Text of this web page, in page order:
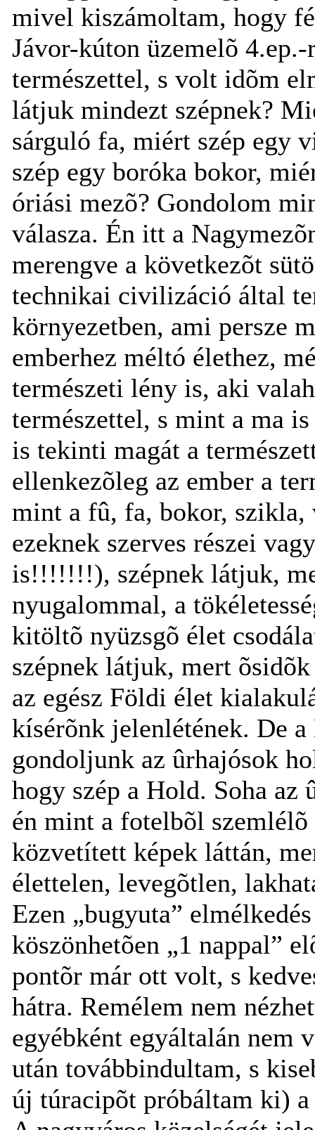
mivel kiszámoltam, hogy
Jávor-kúton üzemelõ
természettel, s volt idõm
látjuk mindezt szépnek?
sárguló fa, miért szép egy
szép egy boróka bokor,
óriási mezõ? Gondolom
válasza. Én itt a
merengve a következõt
technikai civilizáció által
környezetben, ami persze
emberhez méltó élethez,
természeti lény is, aki
természettel, s mint a ma
is tekinti magát a
ellenkezõleg az ember a
mint a fû, fa, bokor,
ezeknek szerves részei
is!!!!!!!), szépnek látjuk,
nyugalommal, a
kitöltõ nyüzsgõ élet
szépnek látjuk, mert
az egész Földi élet
kísérõnk jelenlétének. De
gondoljunk az ûrhajósok
hogy szép a Hold. Soha
én mint a fotelbõl
közvetített képek láttán,
élettelen, levegõtlen,
Ezen „bugyuta”
köszönhetõen „1 nappal”
pontõr már ott volt, s
hátra. Remélem nem
egyébként egyáltalán nem
után továbbindultam, s
új túracipõt próbáltam ki)